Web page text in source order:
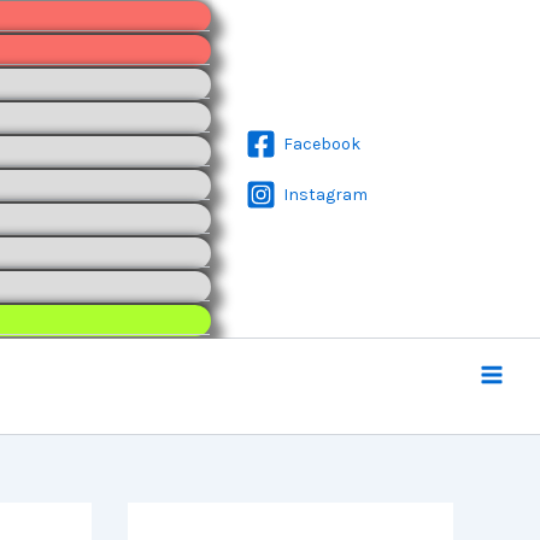
Facebook
Instagram